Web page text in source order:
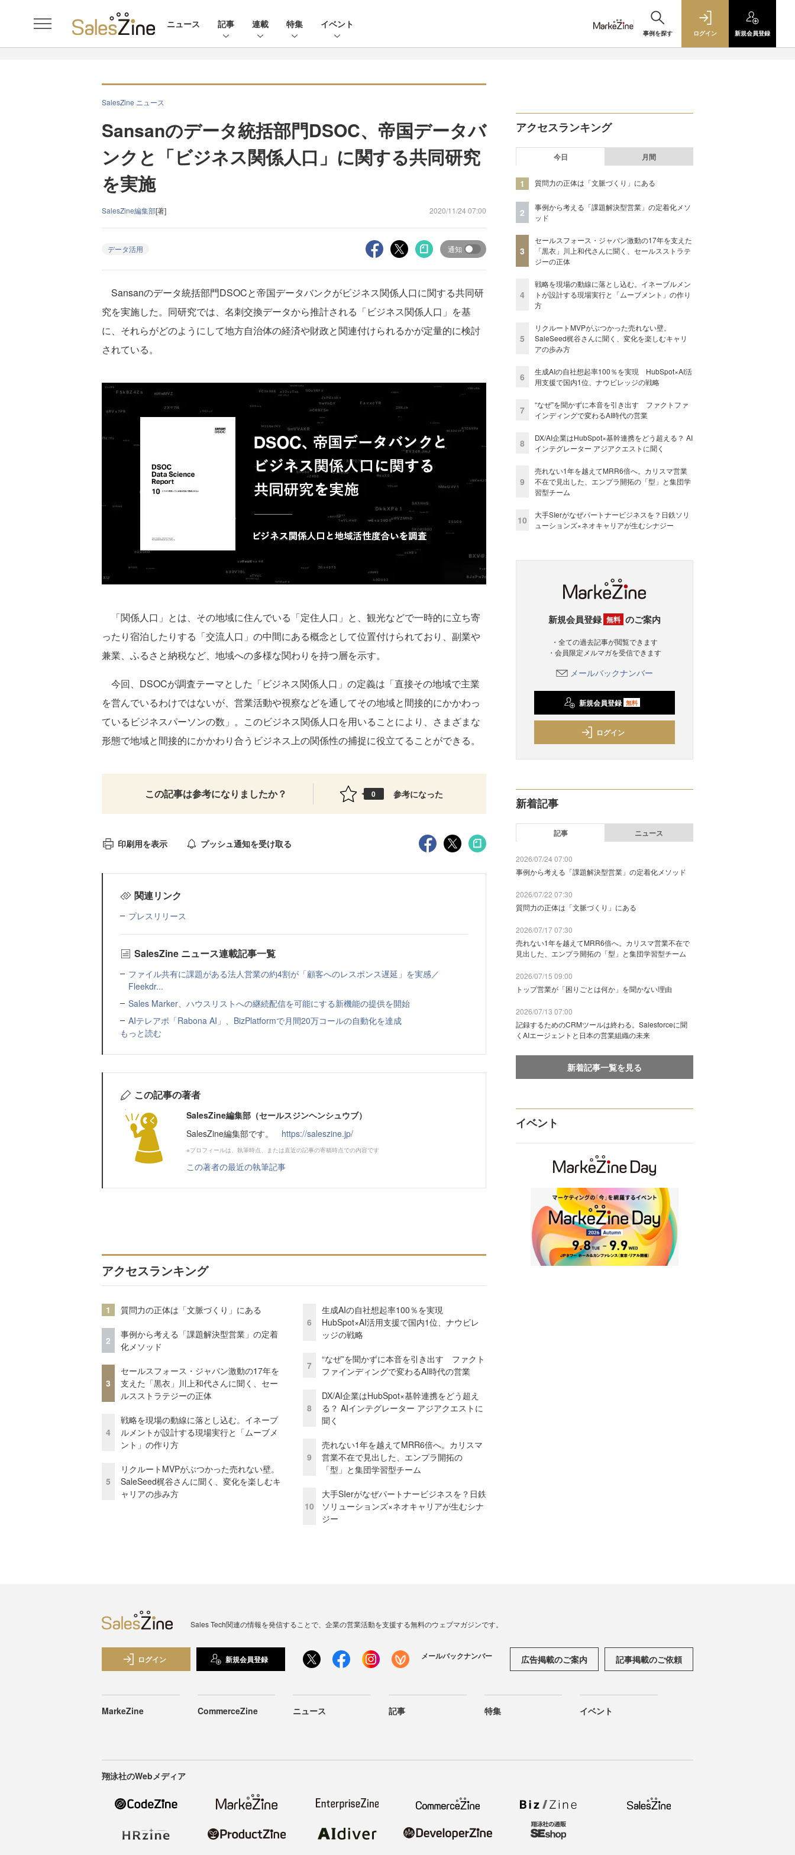
ニュース 記事 連載 特集 イベント
事例を探す ログイン 新規会員登録
SalesZine ニュース
Sansanのデータ統括部門DSOC、帝国データバ
ンクと「ビジネス関係人口」に関する共同研究
を実施
SalesZine編集部[著] 2020/11/24 07:00
データ活用 通知
Sansanのデータ統括部門DSOCと帝国データバンクがビジネス関係人口に関する共同研
究を実施した。同研究では、名刺交換データから推計される「ビジネス関係人口」を基
に、それらがどのようにして地方自治体の経済や財政と関連付けられるかが定量的に検討
されている。
「関係人口」とは、その地域に住んでいる「定住人口」と、観光などで一時的に立ち寄
ったり宿泊したりする「交流人口」の中間にある概念として位置付けられており、副業や
兼業、ふるさと納税など、地域への多様な関わりを持つ層を示す。
今回、DSOCが調査テーマとした「ビジネス関係人口」の定義は「直接その地域で主業
を営んでいるわけではないが、営業活動や視察などを通してその地域と間接的にかかわっ
ているビジネスパーソンの数」。このビジネス関係人口を用いることにより、さまざまな
形態で地域と間接的にかかわり合うビジネス上の関係性の捕捉に役立てることができる。
この記事は参考になりましたか？ 0 参考になった
印刷用を表示 プッシュ通知を受け取る
関連リンク
プレスリリース
SalesZine ニュース連載記事一覧
ファイル共有に課題がある法人営業の約4割が「顧客へのレスポンス遅延」を実感／
Fleekdr...
Sales Marker、ハウスリストへの継続配信を可能にする新機能の提供を開始
AIテレアポ「Rabona AI」、BizPlatformで月間20万コールの自動化を達成
もっと読む
この記事の著者
SalesZine編集部（セールスジンヘンシュウブ）
SalesZine編集部です。 https://saleszine.jp/
※プロフィールは、執筆時点、または直近の記事の寄稿時点での内容です
この著者の最近の執筆記事
アクセスランキング
1 質問力の正体は「文脈づくり」にある
2
事例から考える「課題解決型営業」の定着
化メソッド
3
セールスフォース・ジャパン激動の17年を
支えた「黒衣」川上和代さんに聞く、セー
ルスストラテジーの正体
4
戦略を現場の動線に落とし込む。イネーブ
ルメントが設計する現場実行と「ムーブメ
ント」の作り方
5
リクルートMVPがぶつかった売れない壁。
SaleSeed梶谷さんに聞く、変化を楽しむキ
ャリアの歩み方
6
生成AIの自社想起率100％を実現
HubSpot×AI活用支援で国内1位、ナウビレ
ッジの戦略
7
“なぜ”を聞かずに本音を引き出す ファクト
ファインディングで変わるAI時代の営業
8
DX/AI企業はHubSpot×基幹連携をどう超え
る？ AIインテグレーター アジアクエストに
聞く
9
売れない1年を越えてMRR6倍へ。カリスマ
営業不在で見出した、エンプラ開拓の
「型」と集団学習型チーム
10
大手SIerがなぜパートナービジネスを？日鉄
ソリューションズ×ネオキャリアが生むシナ
ジー
アクセスランキング
今日 月間
1 質問力の正体は「文脈づくり」にある
2
事例から考える「課題解決型営業」の定着化メソ
ッド
3
セールスフォース・ジャパン激動の17年を支えた
「黒衣」川上和代さんに聞く、セールスストラテ
ジーの正体
4
戦略を現場の動線に落とし込む。イネーブルメン
トが設計する現場実行と「ムーブメント」の作り
方
5
リクルートMVPがぶつかった売れない壁。
SaleSeed梶谷さんに聞く、変化を楽しむキャリ
アの歩み方
6
生成AIの自社想起率100％を実現 HubSpot×AI活
用支援で国内1位、ナウビレッジの戦略
7
“なぜ”を聞かずに本音を引き出す ファクトファ
インディングで変わるAI時代の営業
8
DX/AI企業はHubSpot×基幹連携をどう超える？ AI
インテグレーター アジアクエストに聞く
9
売れない1年を越えてMRR6倍へ。カリスマ営業
不在で見出した、エンプラ開拓の「型」と集団学
習型チーム
10
大手SIerがなぜパートナービジネスを？日鉄ソリ
ューションズ×ネオキャリアが生むシナジー
新規会員登録 無料 のご案内
・全ての過去記事が閲覧できます
・会員限定メルマガを受信できます
メールバックナンバー
新規会員登録 無料
ログイン
新着記事
記事 ニュース
2026/07/24 07:00
事例から考える「課題解決型営業」の定着化メソッド
2026/07/22 07:30
質問力の正体は「文脈づくり」にある
2026/07/17 07:30
売れない1年を越えてMRR6倍へ。カリスマ営業不在で
見出した、エンプラ開拓の「型」と集団学習型チーム
2026/07/15 09:00
トップ営業が「困りごとは何か」を聞かない理由
2026/07/13 07:00
記録するためのCRMツールは終わる。Salesforceに聞
くAIエージェントと日本の営業組織の未来
新着記事一覧を見る
イベント
Sales Tech関連の情報を発信することで、企業の営業活動を支援する無料のウェブマガジンです。
ログイン 新規会員登録 メールバックナンバー 広告掲載のご案内 記事掲載のご依頼
MarkeZine CommerceZine ニュース 記事 特集 イベント
翔泳社のWebメディア